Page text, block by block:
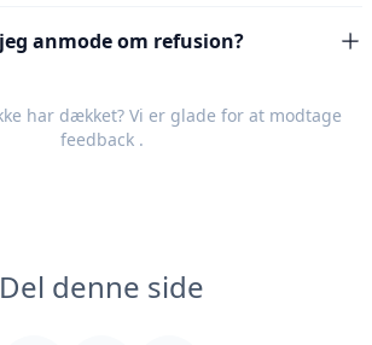
anmode om refusion?
har dækket? Vi er glade for at modtage
feedback.
Del denne side